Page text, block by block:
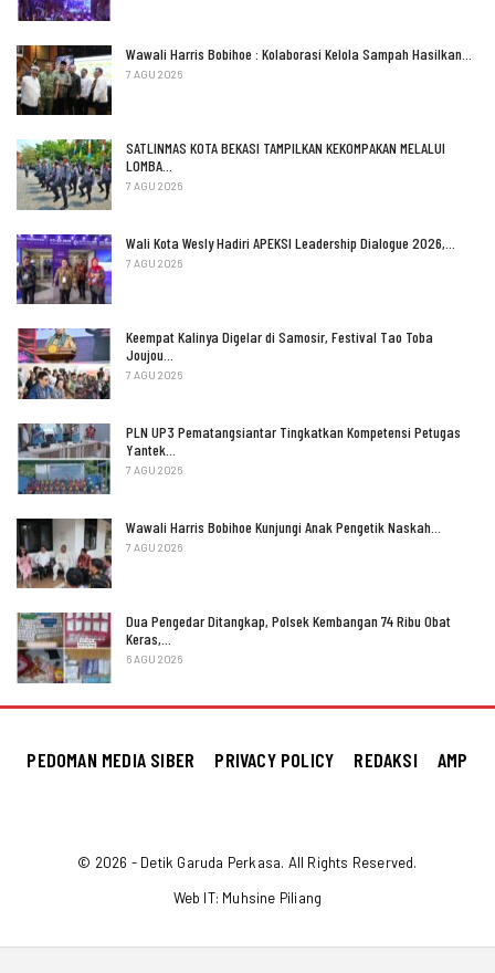
Wawali Harris Bobihoe : Kolaborasi Kelola Sampah Hasilkan…
7 AGU 2026
SATLINMAS KOTA BEKASI TAMPILKAN KEKOMPAKAN MELALUI
LOMBA…
7 AGU 2026
Wali Kota Wesly Hadiri APEKSI Leadership Dialogue 2026,…
7 AGU 2026
Keempat Kalinya Digelar di Samosir, Festival Tao Toba
Joujou…
7 AGU 2026
PLN UP3 Pematangsiantar Tingkatkan Kompetensi Petugas
Yantek…
7 AGU 2026
Wawali Harris Bobihoe Kunjungi Anak Pengetik Naskah…
7 AGU 2026
Dua Pengedar Ditangkap, Polsek Kembangan 74 Ribu Obat
Keras,…
6 AGU 2026
PEDOMAN MEDIA SIBER PRIVACY POLICY REDAKSI AMP
© 2026 - Detik Garuda Perkasa. All Rights Reserved.
Web IT: Muhsine Piliang